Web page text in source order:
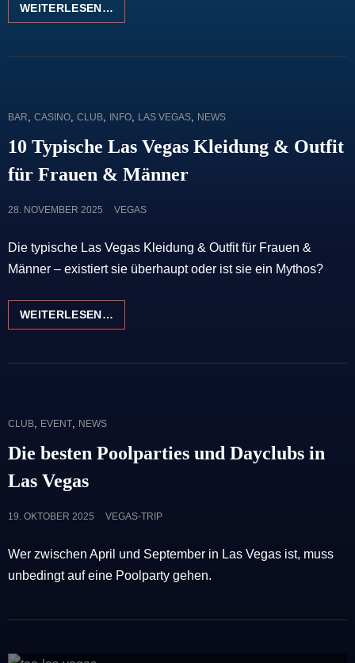
WEITERLESEN…
NIGHTCLUB
CAT
BAR CASINO CLUB INFO LAS VEGAS NEWS
10 Typische Las Vegas Kleidung & Outfit
für Frauen & Männer
POSTED
28. NOVEMBER 2025 VEGAS
Die typische Las Vegas Kleidung & Outfit für Frauen &
Männer – existiert sie überhaupt oder ist sie ein Mythos?
WEITERLESEN…
TYPISCHE
VEGAS
FRAUEN
&
CAT
LINKS
CLUB, EVENT, NEWS
Die besten Poolparties und Dayclubs in
Las Vegas
POSTED
19. OKTOBER 2025 VEGAS-TRIP
Wer zwischen April und September in Las Vegas ist, muss
unbedingt auf eine Poolparty gehen.